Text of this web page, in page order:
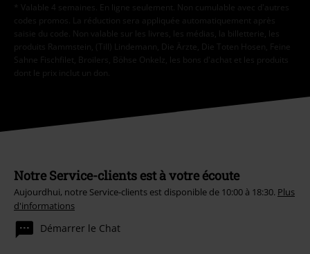
* Valable 4 semaines. En ligne seulement. Non cumulable avec d'autres
codes promos. La réduction sera appliquée automatiquement après
saisie du code. Non valable sur les livres, les médias, la billetterie, les
produits Rammstein, (Till) Lindemann, Die Ärzte, Die Toten Hosen, Feine
Sahne Fischfilet, Broilers, Böhse Onkelz, les bons d'achat et les produits
dont le prix inclut un don.
Notre Service-clients est à votre écoute
Aujourdhui, notre Service-clients est disponible de 10:00 à 18:30. Plus
d'informations
Démarrer le Chat